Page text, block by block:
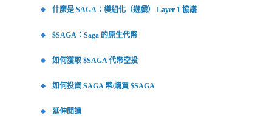
什麼是 SAGA：模組化（遊戲） Layer 1 協議
$SAGA：Saga 的原生代幣
如何獲取 $SAGA 代幣空投
如何投資 SAGA 幣/購買 $SAGA
延伸閱讀